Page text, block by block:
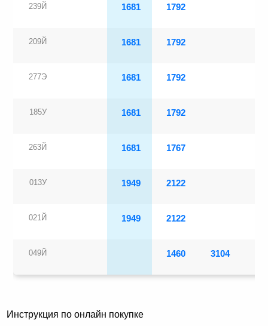
239Й 1681 1792
209Й 1681 1792
277Э 1681 1792
185У 1681 1792
263Й 1681 1767
013У 1949 2122
021Й 1949 2122
049Й 1460 3104
Инструкция по онлайн покупке